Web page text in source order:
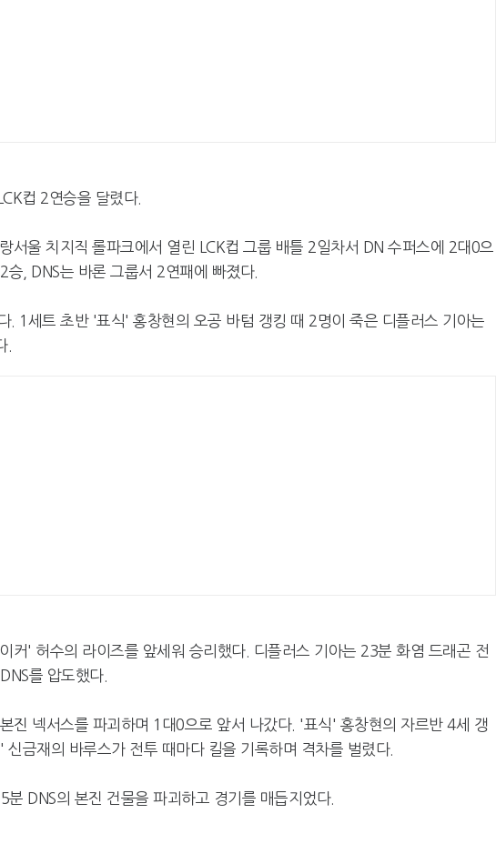
컵 2연승을 달렸다.
서울 치지직 롤파크에서 열린 LCK컵 그룹 배틀 2일차서 DN 수퍼스에 2대0으
, DNS는 바론 그룹서 2연패에 빠졌다.
. 1세트 초반 '표식' 홍창현의 오공 바텀 갱킹 때 2명이 죽은 디플러스 기아는
.
커' 허수의 라이즈를 앞세워 승리했다. 디플러스 기아는 23분 화염 드래곤 전
를 압도했다.
진 넥서스를 파괴하며 1대0으로 앞서 나갔다. '표식' 홍창현의 자르반 4세 갱
금재의 바루스가 전투 때마다 킬을 기록하며 격차를 벌렸다.
DNS의 본진 건물을 파괴하고 경기를 매듭지었다.